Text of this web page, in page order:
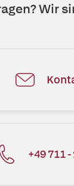
Wir
+49 711